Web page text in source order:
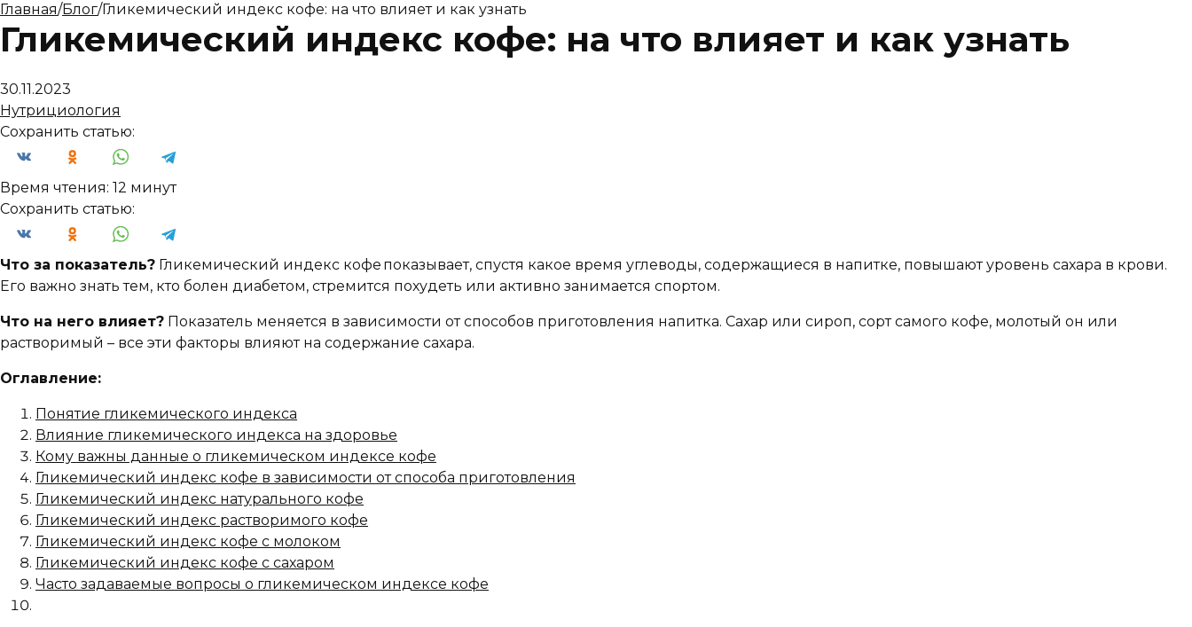
Главная/Блог/Гликемический индекс кофе: на что влияет и как узнать
Гликемический индекс кофе: на что влияет и как узнать
30.11.2023
Нутрициология
Сохранить статью:
Время чтения: 12 минут
Сохранить статью:
Что за показатель? Гликемический индекс кофе показывает, спустя какое время углеводы, содержащиеся в напитке, повышают уровень сахара в крови.
Его важно знать тем, кто болен диабетом, стремится похудеть или активно занимается спортом.
Что на него влияет? Показатель меняется в зависимости от способов приготовления напитка. Сахар или сироп, сорт самого кофе, молотый он или
растворимый – все эти факторы влияют на содержание сахара.
Оглавление:
Понятие гликемического индекса
Влияние гликемического индекса на здоровье
Кому важны данные о гликемическом индексе кофе
Гликемический индекс кофе в зависимости от способа приготовления
Гликемический индекс натурального кофе
Гликемический индекс растворимого кофе
Гликемический индекс кофе с молоком
Гликемический индекс кофе с сахаром
Часто задаваемые вопросы о гликемическом индексе кофе